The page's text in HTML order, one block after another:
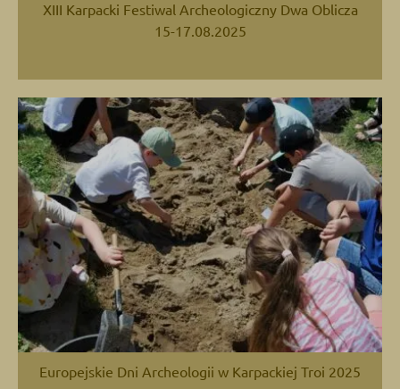
XIII Karpacki Festiwal Archeologiczny Dwa Oblicza
15-17.08.2025
Europejskie Dni Archeologii w Karpackiej Troi 2025